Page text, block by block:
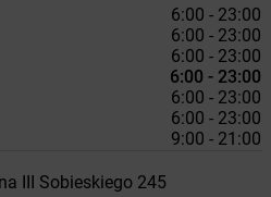
6:00 - 23:00
6:00 - 23:00
6:00 - 23:00
6:00 - 23:00
6:00 - 23:00
6:00 - 23:00
9:00 - 21:00
III Sobieskiego 245